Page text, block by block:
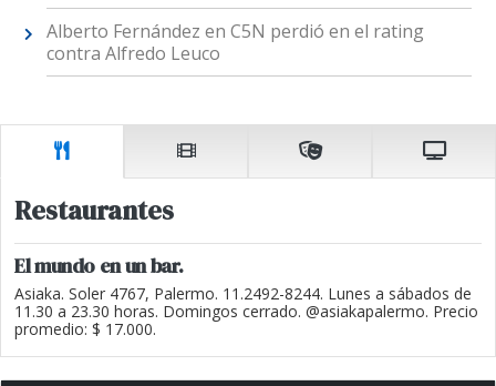
Alberto Fernández en C5N perdió en el rating
contra Alfredo Leuco
Restaurantes
El mundo en un bar.
Asiaka. Soler 4767, Palermo. 11.2492-8244. Lunes a sábados de
11.30 a 23.30 horas. Domingos cerrado. @asiakapalermo. Precio
promedio: $ 17.000.